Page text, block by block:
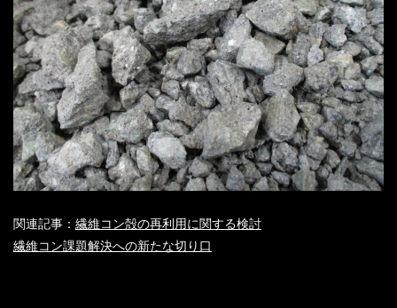
関連記事： 繊維コン殻の再利用に関する検討
繊維コン課題解決への新たな切り口